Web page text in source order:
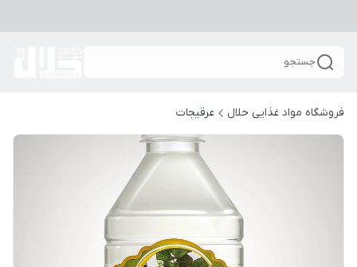
جستجو
فروشگاه مواد غذایی حلال عرقیجات